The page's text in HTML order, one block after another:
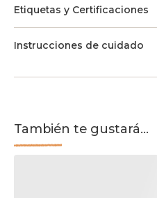
Etiquetas y Certificaciones
Instrucciones de cuidado
También te gustará...